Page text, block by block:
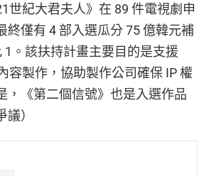
世紀大君夫人》在 89 件電視劇申
終僅有 4 部入選瓜分 75 億韓元補
1。該扶持計畫主要目的是支援
容製作，協助製作公司確保 IP 權
，《第二個信號》也是入選作品
）